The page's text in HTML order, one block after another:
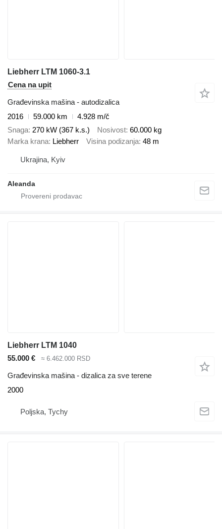
Liebherr LTM 1060-3.1
Cena na upit
Građevinska mašina - autodizalica
2016
59.000 km
4.928 m/č
Snaga 270 kW (367 k.s.) Nosivost 60.000 kg
Marka krana Liebherr Visina podizanja 48 m
Ukrajina, Kyiv
Aleanda
Liebherr LTM 1040
55.000 €
≈ 6.462.000 RSD
Građevinska mašina - dizalica za sve terene
2000
Poljska, Tychy